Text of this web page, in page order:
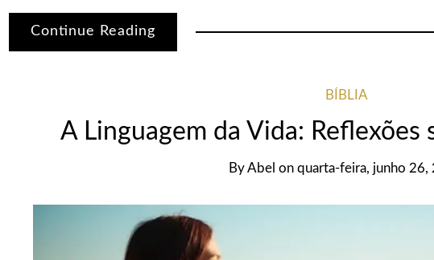
Continue Reading
BÍBLIA
A Linguagem da Vida: Reflexões
ByAbel onquarta-feira, junho 26,